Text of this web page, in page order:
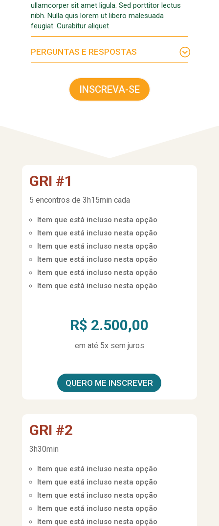
ullamcorper sit amet ligula. Sed porttitor lectus
nibh. Nulla quis lorem ut libero malesuada
feugiat. Curabitur aliquet
PERGUNTAS E RESPOSTAS
INSCREVA-SE
GRI #1
5 encontros de 3h15min cada
Item que está incluso nesta opção
Item que está incluso nesta opção
Item que está incluso nesta opção
Item que está incluso nesta opção
Item que está incluso nesta opção
Item que está incluso nesta opção
R$ 2.500,00
em até 5x sem juros
QUERO ME INSCREVER
GRI #2
3h30min
Item que está incluso nesta opção
Item que está incluso nesta opção
Item que está incluso nesta opção
Item que está incluso nesta opção
Item que está incluso nesta opção